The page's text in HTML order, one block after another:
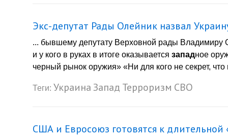
Экс-депутат Рады Олейник назвал
... бывшему депутату Верховной рады Владимиру
и у кого в руках в итоге оказывается западное
черный рынок оружия» «Ни для кого не секрет,
Теги: Украина Запад Терроризм СВО
США и Евросоюз готовятся к длительной